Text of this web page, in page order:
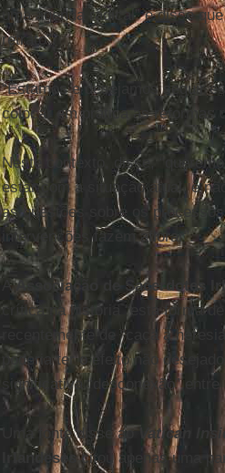
uma agenda radical” e disse
retrato”.
“Estamos e desejamos seguir
colocar em prática as reformas
Neste contexto, disse,
estar com a situação atual, e
as questões sobre os
intervenções fazem aflorar”.
AAssociação de Sacerdotes
crítica na história “esta forma
recentemente de “caça à
poderia ter o efeito não
significativa “desconexão”
Uma fonte disse ao Vatican
Irlandesescitou apenas uma